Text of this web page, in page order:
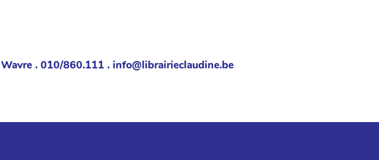
. 010/860.111 . info@librairieclaudine.be